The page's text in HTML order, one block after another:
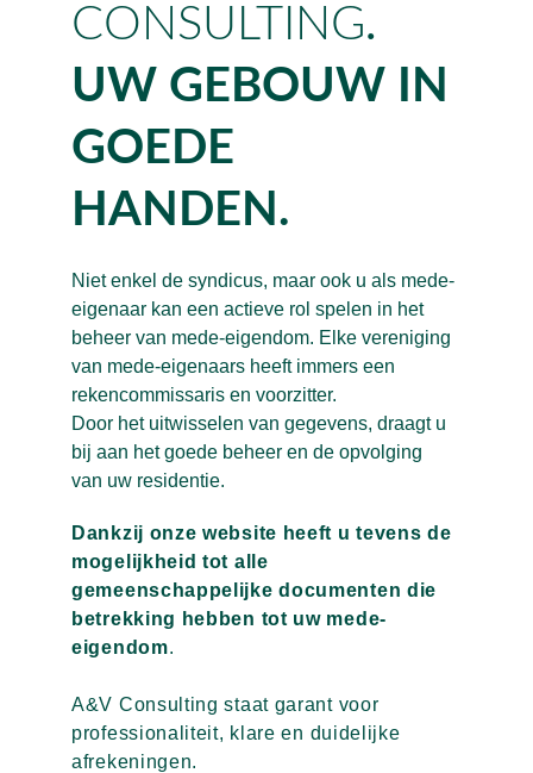
CONSULTING.
UW GEBOUW IN
GOEDE
HANDEN.
Niet enkel de syndicus, maar ook u als mede-
eigenaar kan een actieve rol spelen in het
beheer van mede-eigendom. Elke vereniging
van mede-eigenaars heeft immers een
rekencommissaris en voorzitter.
Door het uitwisselen van gegevens, draagt u
bij aan het goede beheer en de opvolging
van uw residentie.
Dankzij onze website heeft u tevens de
mogelijkheid tot alle
gemeenschappelijke documenten die
betrekking hebben tot uw mede-
eigendom.
A&V Consulting staat garant voor
professionaliteit, klare en duidelijke
afrekeningen.